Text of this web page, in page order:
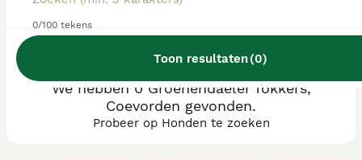
0/100 tekens
Toon resultaten(0)
We hebben 0 Groenendaeler fokkers,
Coevorden gevonden.
Probeer op Honden te zoeken